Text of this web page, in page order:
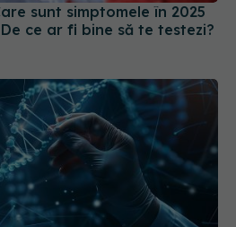
sunt simptomele în 2025
ce ar fi bine să te testezi?